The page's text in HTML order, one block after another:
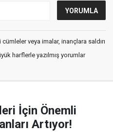
veya imalar, inançlara saldırı
harflerle yazılmış yorumlar
İçin Önemli
Artıyor!